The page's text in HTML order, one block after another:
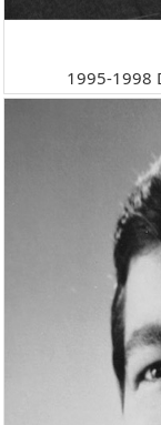
1995-1998